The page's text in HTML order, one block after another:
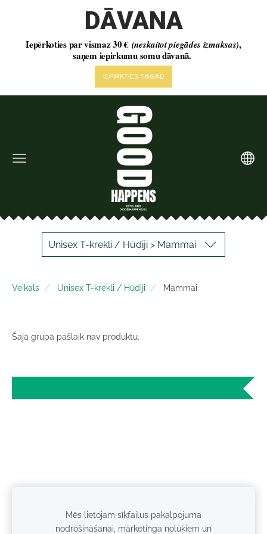
Unisex T-krekli / Hūdiji > Mammai
Veikals Unisex T-krekli / Hūdiji Mammai
Šajā grupā pašlaik nav produktu.
Sīkdatnes
Mēs lietojam sīkfailus pakalpojuma
nodrošināšanai, mārketinga nolūkiem un